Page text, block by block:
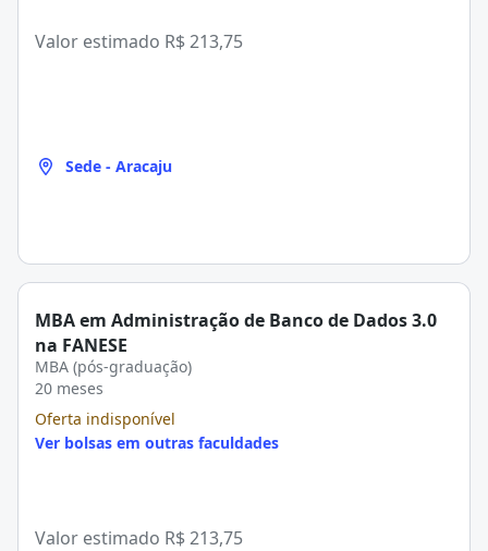
Valor estimado R$ 213,75
Sede - Aracaju
MBA em Administração de Banco de Dados 3.0
na FANESE
MBA (pós-graduação)
20 meses
Oferta indisponível
Ver bolsas em outras faculdades
Valor estimado R$ 213,75